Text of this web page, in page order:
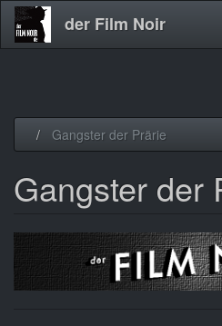
der Film Noir
Gangster der Prärie
Gangster der